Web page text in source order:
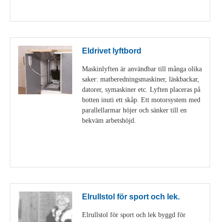
Eldrivet lyftbord
Maskinlyften är användbar till många olika
saker: matberedningsmaskiner, läskbackar,
datorer, symaskiner etc. Lyften placeras på
botten inuti ett skåp. Ett motorsystem med
parallellarmar höjer och sänker till en
bekväm arbetshöjd.
Elrullstol för sport och lek.
Elrullstol för sport och lek byggd för